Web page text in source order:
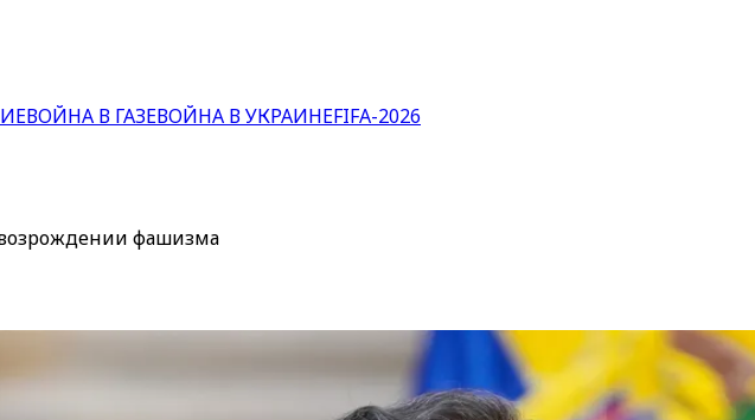
ВОЙНА В ГАЗЕВОЙНА В УКРАИНЕFIFA-2026
возрождении фашизма